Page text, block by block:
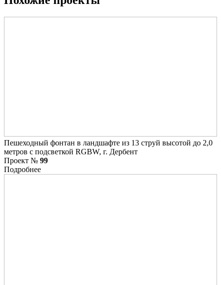
Пешеходный фонтан в ландшафте из 13 струй высотой до 2,0
метров с подсветкой RGBW, г. Дербент
Проект № 99
Подробнее